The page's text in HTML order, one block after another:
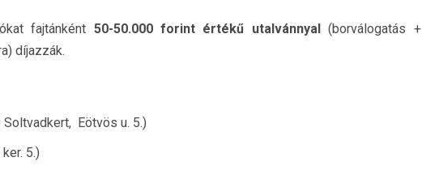
fajtánként 50-50.000 forint értékű utalvánnyal(borválogatás +
díjazzák.
Eötvös u. 5.)
5.)